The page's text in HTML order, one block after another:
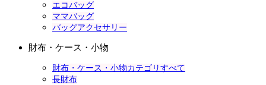
エコバッグ
ママバッグ
バッグアクセサリー
財布・ケース・小物
財布・ケース・小物カテゴリすべて
長財布